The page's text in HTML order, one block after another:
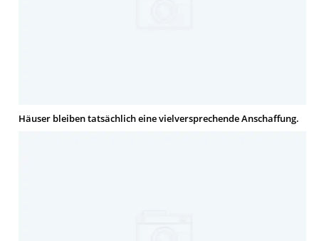
Häuser bleiben tatsächlich eine vielversprechende Anschaffung.